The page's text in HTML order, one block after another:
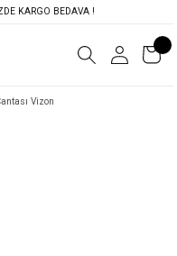
KARGO BEDAVA !
Vizon